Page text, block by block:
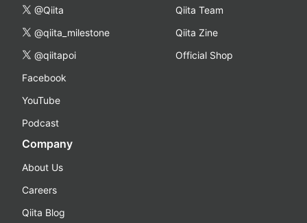
@Qiita
@qiita_milestone
@qiitapoi
Facebook
YouTube
Podcast
Qiita Team
Qiita Zine
Official Shop
Company
About Us
Careers
Qiita Blog